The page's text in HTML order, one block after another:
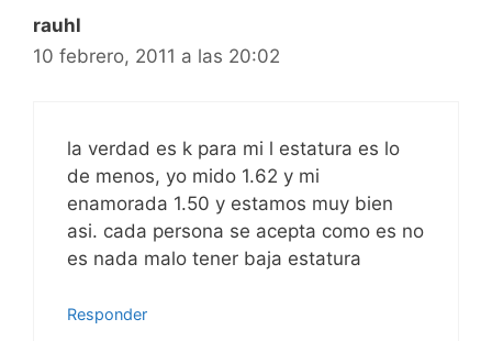
rauhl
10 febrero, 2011 a las 20:02
la verdad es k para mi l estatura es lo
de menos, yo mido 1.62 y mi
enamorada 1.50 y estamos muy bien
asi. cada persona se acepta como es no
es nada malo tener baja estatura
Responder